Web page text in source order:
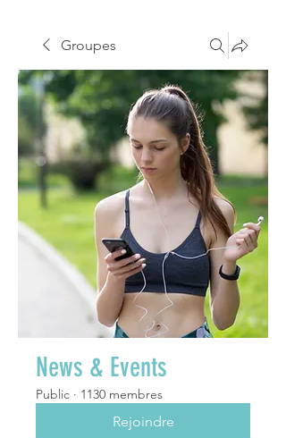
Groupes
News & Events
Public · 1130 membres
Rejoindre